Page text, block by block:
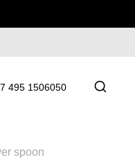
495 1506050
spoon